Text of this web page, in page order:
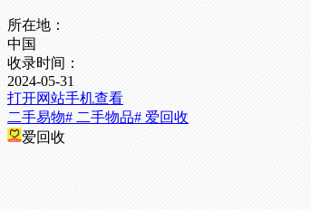
所在地：
中国
收录时间：
2024-05-31
打开网站手机查看
二手易物# 二手物品# 爱回收
爱回收